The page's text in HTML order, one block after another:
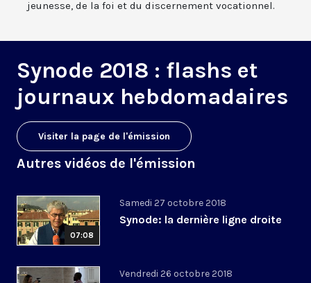
jeunesse, de la foi et du discernement vocationnel.
Synode 2018 : flashs et
journaux hebdomadaires
Visiter la page de l'émission
Autres vidéos de l'émission
07:08
Samedi 27 octobre 2018
Synode: la dernière ligne droite
Vendredi 26 octobre 2018